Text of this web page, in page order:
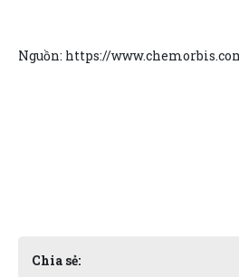
Nguồn: https://
Chia sẻ: